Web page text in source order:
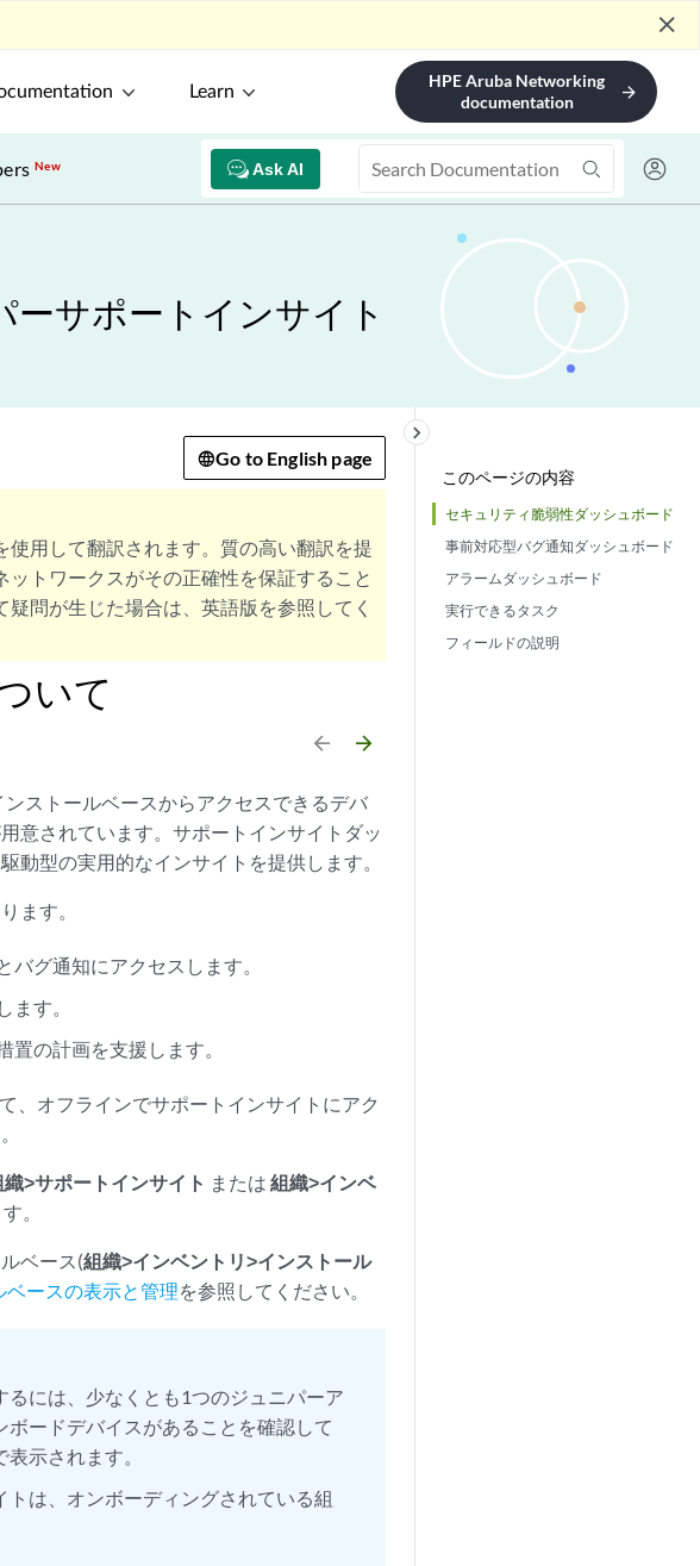
close
Learn
HPE Aruba Networking
documentation
arrow_forward
Ask AI
New
サポートインサイト
このページの内容
セキュリティ脆弱性ダッシュボード
事前対応型バグ通知ダッシュボード
アラームダッシュボード
実行できるタスク
フィールドの説明
keyboard_arrow_right
Go to English page
用して翻訳されます。質の高い翻訳を提
トワークスがその正確性を保証すること
問が生じた場合は、英語版を参照してく
いて
arrow_backward arrow_forward
ストールベースからアクセスできるデバ
意されています。サポートインサイトダッ
動型の実用的なインサイトを提供します。
ます。
グ通知にアクセスします。
す。
の計画を支援します。
、オフラインでサポートインサイトにアク
織>サポートインサイト または 組織>インベ
。
ベース(組織>インベントリ>インストール
ベースの表示と管理を参照してください。
には、少なくとも1つのジュニパーア
ードデバイスがあることを確認して
示されます。
は、オンボーディングされている組